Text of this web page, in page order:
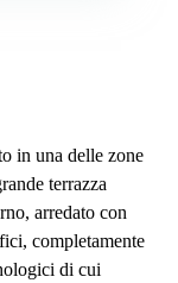
in una delle zone
terrazza
arredato con
completamente
di cui